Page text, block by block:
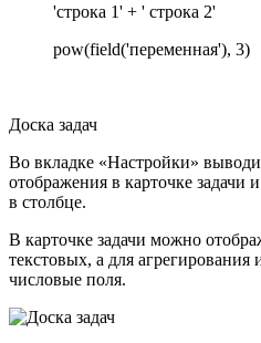
'строка 1' + ' строка 2'
pow(field('переменная'), 3)
Доска задач
Во вкладке «Настройки»
отображения в карточке задачи
в столбце.
В карточке задачи можно
текстовых, а для агрегирования
числовые поля.